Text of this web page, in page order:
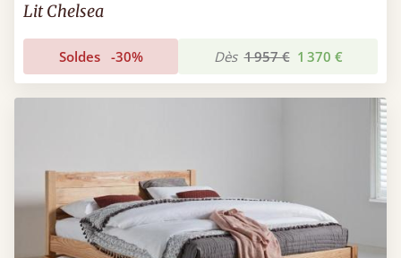
Lit Chelsea
Soldes -30% Dès 1 957 € 1 370 €